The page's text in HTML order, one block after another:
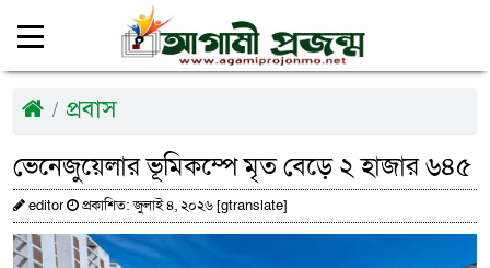
প্রবাস
ভেনেজুয়েলার ভূমিকম্পে মৃত বেড়ে ২ হাজার ৬৪৫
editor প্রকাশিত: জুলাই ৪, ২০২৬ [gtranslate]